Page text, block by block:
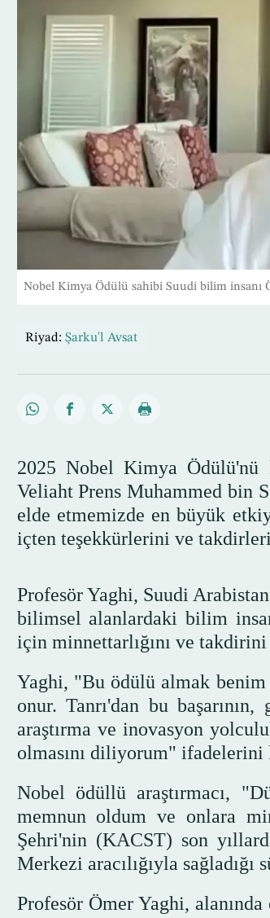
Nobel Kimya Ödülü sahibi Suudi bilim insanı
Riyad: Şarku'l Avsat
2025 Nobel Kimya Ödülü'nü
Veliaht Prens Muhammed bin
elde etmemizde en büyük
içten teşekkürlerini ve
Profesör Yaghi, Suudi
bilimsel alanlardaki bilim
için minnettarlığını ve
Yaghi, "Bu ödülü almak
onur. Tanrı'dan bu
araştırma ve inovasyon
olmasını diliyorum" ifadelerini
Nobel ödüllü araştırmacı,
memnun oldum ve onlara
Şehri'nin (KACST) son
Merkezi aracılığıyla
Profesör Ömer Yaghi,